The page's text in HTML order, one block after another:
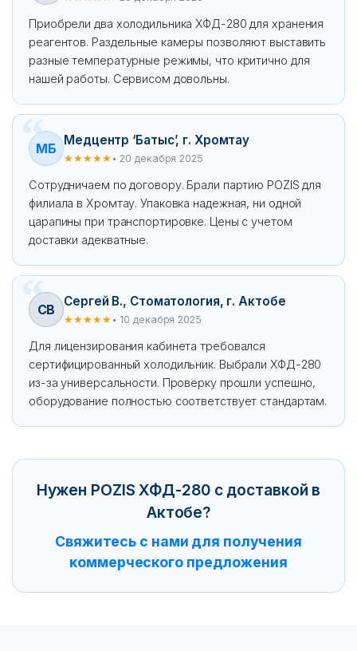
Приобрели два холодильника ХФД-280 для хранения
реагентов. Раздельные камеры позволяют выставить
разные температурные режимы, что критично для
нашей работы. Сервисом довольны.
МБ
Медцентр ‘Батыс’, г. Хромтау
★★★★★ • 20 декабря 2025
Сотрудничаем по договору. Брали партию POZIS для
филиала в Хромтау. Упаковка надежная, ни одной
царапины при транспортировке. Цены с учетом
доставки адекватные.
СВ
Сергей В., Стоматология, г. Актобе
★★★★★ • 10 декабря 2025
Для лицензирования кабинета требовался
сертифицированный холодильник. Выбрали ХФД-280
из-за универсальности. Проверку прошли успешно,
оборудование полностью соответствует стандартам.
Нужен POZIS ХФД-280 с доставкой в
Актобе?
Свяжитесь с нами для получения
коммерческого предложения